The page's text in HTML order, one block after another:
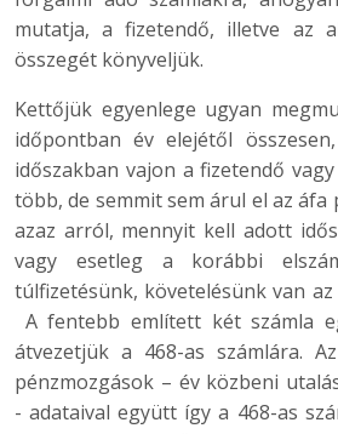
mutatja, a fizetendő, illetve az
összegét könyveljük.
Kettőjük egyenlege ugyan
időpontban év elejétől
időszakban vajon a fizetendő
több, de semmit sem árul el az áfa
azaz arról, mennyit kell adott
vagy esetleg a korábbi
túlfizetésünk, követelésünk van
A fentebb említett két számla
átvezetjük a 468-as számlára.
pénzmozgások – év közbeni
- adataival együtt így a 468-as